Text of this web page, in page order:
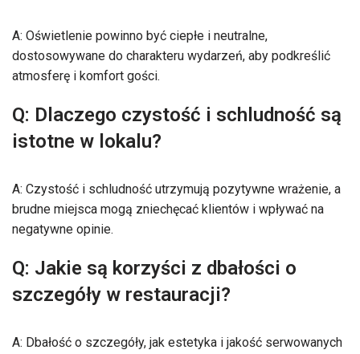
A: Oświetlenie powinno być ciepłe i neutralne,
dostosowywane do charakteru wydarzeń, aby podkreślić
atmosferę i komfort gości.
Q: Dlaczego czystość i schludność są
istotne w lokalu?
A: Czystość i schludność utrzymują pozytywne wrażenie, a
brudne miejsca mogą zniechęcać klientów i wpływać na
negatywne opinie.
Q: Jakie są korzyści z dbałości o
szczegóły w restauracji?
A: Dbałość o szczegóły, jak estetyka i jakość serwowanych